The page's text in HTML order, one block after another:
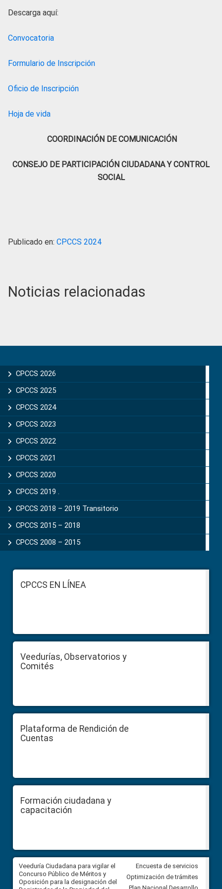
Descarga aquí:
Convocatoria
Formulario de Inscripción
Oficio de Inscripción
Hoja de vida
COORDINACIÓN DE COMUNICACIÓN
CONSEJO DE PARTICIPACIÓN CIUDADANA Y CONTROL
SOCIAL
Publicado en: CPCCS 2024
Noticias relacionadas
Sidebar
CPCCS 2026
CPCCS 2025
CPCCS 2024
CPCCS 2023
CPCCS 2022
CPCCS 2021
CPCCS 2020
CPCCS 2019 .
CPCCS 2018 – 2019 Transitorio
CPCCS 2015 – 2018
CPCCS 2008 – 2015
FooterCPCCS EN LÍNEA
Veedurías, Observatorios y
Comités
Plataforma de Rendición de
Cuentas
Formación ciudadana y
capacitación
Veeduría Ciudadana para vigilar el
Concurso Público de Méritos y
Oposición para la designación del
Veeduría Ciudadana para
construcción del asfaltado de
Encuesta de servicios
Optimización de trámites